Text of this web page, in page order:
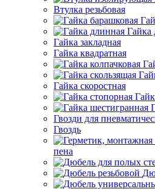
Втулка резьбовая
Гайка
Гайка закладная
Гайка квадратная
Гайка скоростная
Гвозди для
Гвоздь
пена